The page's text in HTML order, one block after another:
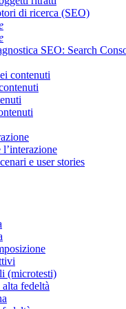
di ricerca (SEO)
SEO: Search
contenuti
e user stories
(microtesti)
fedeltà